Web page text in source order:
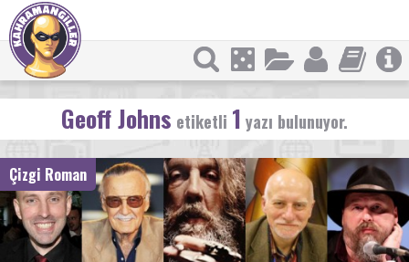
Geoff Johns etiketli 1 yazı bulunuyor.
Çizgi Roman